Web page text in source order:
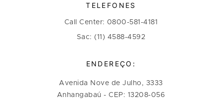
TELEFONES
Call Center: 0800-581-4181
Sac: (11) 4588-4592
ENDEREÇO:
Avenida Nove de Julho, 3333
Anhangabaú - CEP: 13208-056